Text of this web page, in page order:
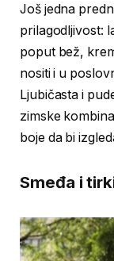
Još jedna
prilagodljivost:
poput bež,
nositi i u
Ljubičasta i
zimske
boje da bi
Smeđa i